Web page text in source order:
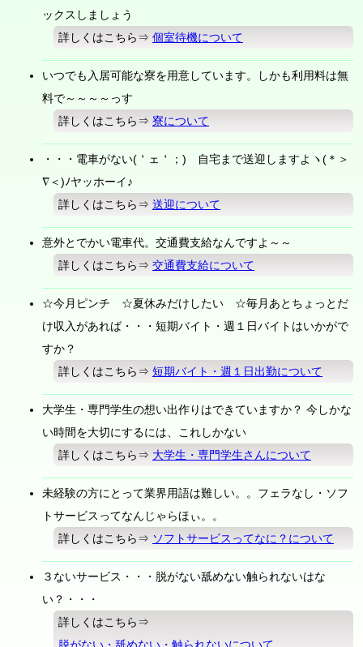
ックスしましょう
詳しくはこちら⇒個室待機について
いつでも入居可能な寮を用意しています。しかも利用料は無
料で～～～～っす
詳しくはこちら⇒寮について
・・・電車がない(＇ェ＇；) 自宅まで送迎しますよヽ(＊＞
∇＜)ﾉヤッホーイ♪
詳しくはこちら⇒送迎について
意外とでかい電車代。交通費支給なんですよ～～
詳しくはこちら⇒交通費支給について
☆今月ピンチ ☆夏休みだけしたい ☆毎月あとちょっとだ
け収入があれば・・・短期バイト・週１日バイトはいかがで
すか？
詳しくはこちら⇒短期バイト・週１日出勤について
大学生・専門学生の想い出作りはできていますか？ 今しかな
い時間を大切にするには、これしかない
詳しくはこちら⇒ 大学生・専門学生さんについて
未経験の方にとって業界用語は難しい。。フェラなし・ソフ
トサービスってなんじゃらほぃ。。
詳しくはこちら⇒ ソフトサービスってなに？について
３ないサービス・・・脱がない舐めない触られないはな
い？・・・
詳しくはこちら⇒